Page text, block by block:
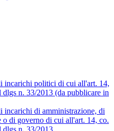
incarichi politici di cui all'art. 14,
dlgs n. 33/2013 (da pubblicare in
incarichi di amministrazione, di
o di governo di cui all'art. 14, co.